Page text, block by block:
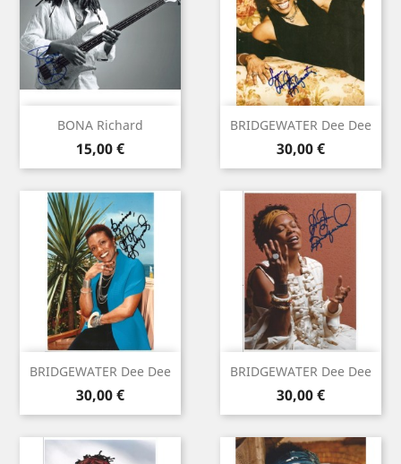
BONA Richard
Prix
15,00 €
BRIDGEWATER Dee Dee
Prix
30,00 €
BRIDGEWATER Dee Dee
Prix
30,00 €
BRIDGEWATER Dee Dee
Prix
30,00 €